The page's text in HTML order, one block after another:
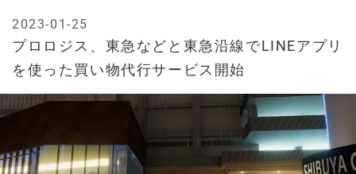
プロロジス、東急などと東急沿線でLINEアプリ
を使った買い物代行サービス開始
2023-01-25